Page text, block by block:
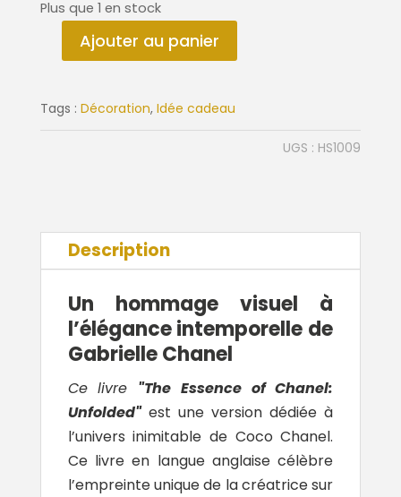
Plus que 1 en stock
quantité
Livre
Ajouter au panier
Tags : Décoration, Idée cadeau
UGS : HS1009
Description
Un hommage visuel à
l’élégance intemporelle de
Gabrielle Chanel
Ce livre "The Essence of Chanel:
Unfolded"est une version dédiée à
l’univers inimitable de Coco Chanel.
Ce livre en langue anglaise célèbre
l’empreinte unique de la créatrice sur